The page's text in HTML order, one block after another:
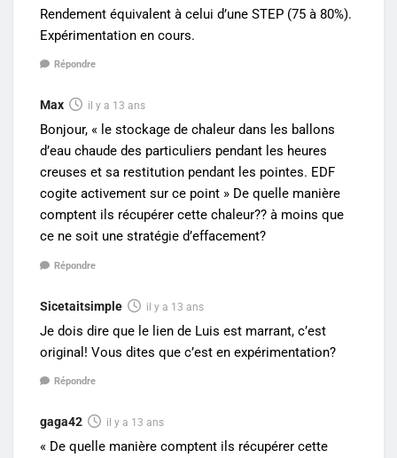
Rendement équivalent à celui d’une STEP (75 à 80%).
Expérimentation en cours.
Répondre
Max il y a 13 ans
Bonjour, « le stockage de chaleur dans les ballons
d’eau chaude des particuliers pendant les heures
creuses et sa restitution pendant les pointes. EDF
cogite activement sur ce point » De quelle manière
comptent ils récupérer cette chaleur?? à moins que
ce ne soit une stratégie d’effacement?
Répondre
Sicetaitsimple il y a 13 ans
Je dois dire que le lien de Luis est marrant, c’est
original! Vous dites que c’est en expérimentation?
Répondre
gaga42 il y a 13 ans
« De quelle manière comptent ils récupérer cette